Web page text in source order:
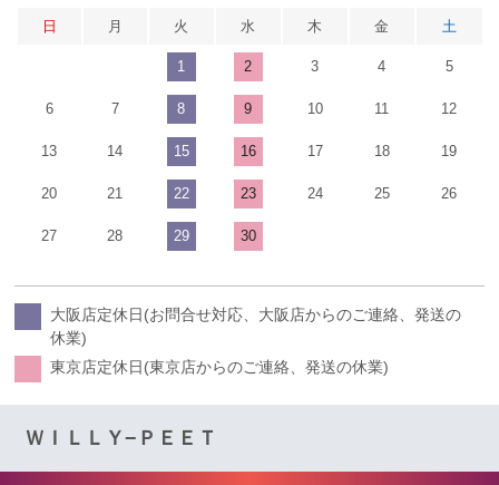
日 月 火 水 木 金 土
1 2 3 4 5
6 7 8 9 10 11 12
13 14 15 16 17 18 19
20 21 22 23 24 25 26
27 28 29 30
大阪店定休日(お問合せ対応、大阪店からのご連絡、発送の
休業)
東京店定休日(東京店からのご連絡、発送の休業)
ＷＩＬＬＹ−ＰＥＥＴ